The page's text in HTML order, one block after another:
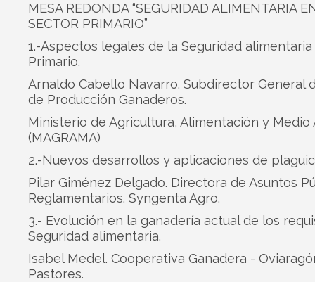
MESA REDONDA “SEGURIDAD ALIMENTARIA
SECTOR PRIMARIO”
1.-Aspectos legales de la Seguridad
Primario.
Arnaldo Cabello Navarro. Subdirector General
de Producción Ganaderos.
Ministerio de Agricultura, Alimentación y Medio
(MAGRAMA)
2.-Nuevos desarrollos y aplicaciones de
Pilar Giménez Delgado. Directora de Asuntos
Reglamentarios. Syngenta Agro.
3.- Evolución en la ganadería actual de los
Seguridad alimentaria.
Isabel Medel. Cooperativa Ganadera -
Pastores.